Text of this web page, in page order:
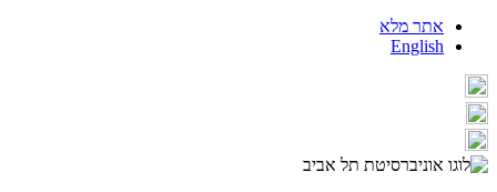
אתר מלא
English